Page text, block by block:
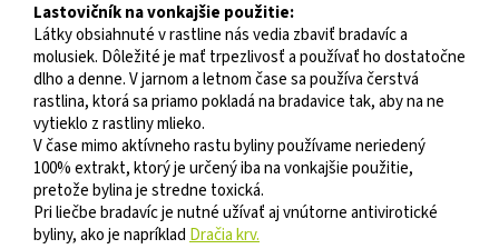
Lastovičník na vonkajšie použitie:
Látky obsiahnuté v rastline nás vedia zbaviť bradavíc a
molusiek. Dôležité je mať trpezlivosť a používať ho dostatočne
dlho a denne. V jarnom a letnom čase sa používa čerstvá
rastlina, ktorá sa priamo pokladá na bradavice tak, aby na ne
vytieklo z rastliny mlieko.
V čase mimo aktívneho rastu byliny používame neriedený
100% extrakt, ktorý je určený iba na vonkajšie použitie,
pretože bylina je stredne toxická.
Pri liečbe bradavíc je nutné užívať aj vnútorne antivirotické
byliny, ako je napríklad Dračia krv.